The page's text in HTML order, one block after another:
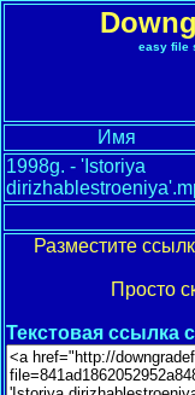
easy file
Имя
1998g. - 'Istoriya
Разместите
Просто
Текстовая ссылка